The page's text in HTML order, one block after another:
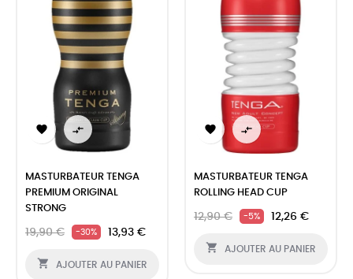
 
MASTURBATEUR TENGA
PREMIUM ORIGINAL
STRONG
19,90 € -30% 13,93 €
 AJOUTER AU PANIER
 
MASTURBATEUR TENGA
ROLLING HEAD CUP
12,90 € -5% 12,26 €
 AJOUTER AU PANIER